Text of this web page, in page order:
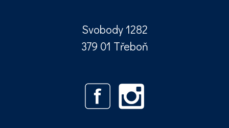
Svobody 1282
379 01 Třeboň